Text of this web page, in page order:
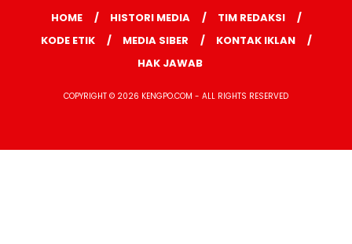
HOME HISTORI MEDIA
TIM REDAKSI
KODE ETIK
MEDIA SIBER
KONTAK IKLAN
HAK JAWAB
COPYRIGHT © 2026 KENGPO.COM - ALL RIGHTS RESERVED